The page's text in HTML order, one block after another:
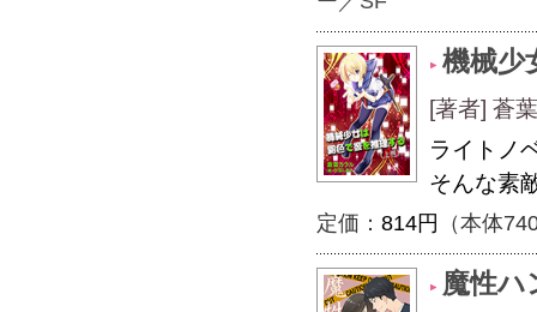
機械少
[著者] 蒼
ライトノ
そんな素
定価： 814円 （本体
魔性ハ